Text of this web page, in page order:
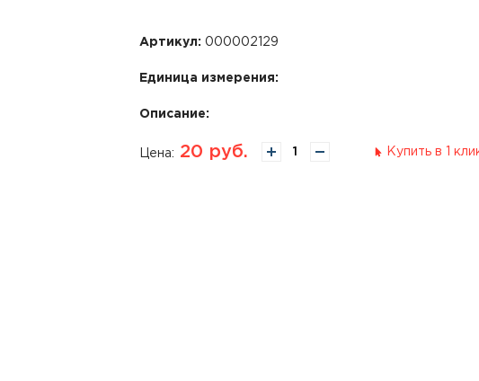
Артикул: 000002129
Единица измерения:
Описание:
Цена: 20 руб. Купить в 1